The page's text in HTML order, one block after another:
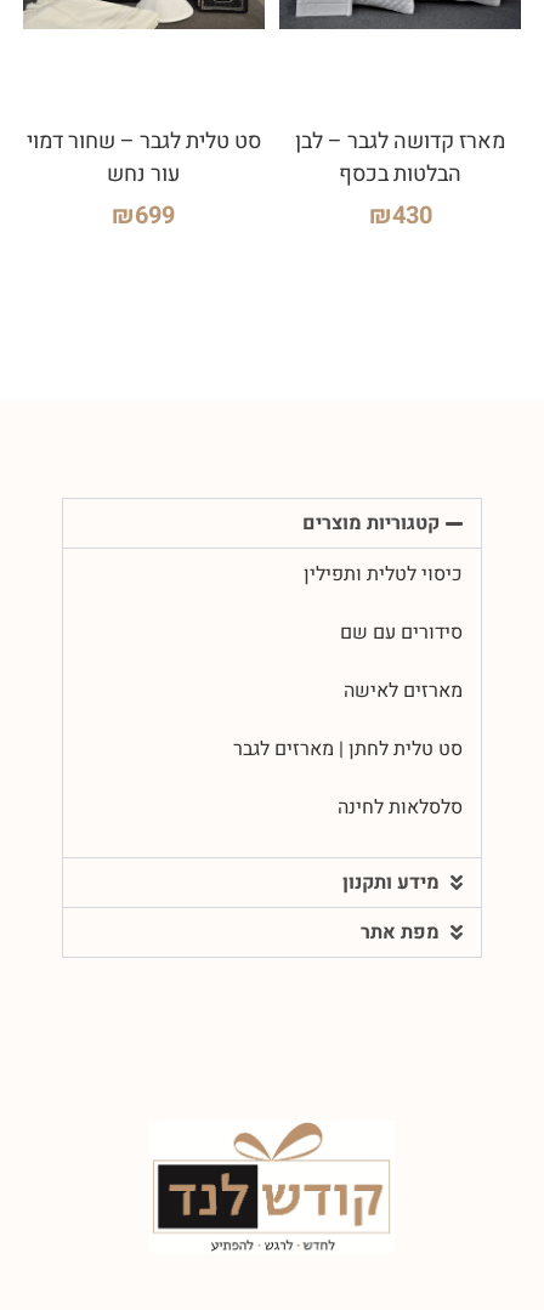
מארז קדושה לגבר – לבן
הבלטות בכסף
₪430
סט טלית לגבר – שחור דמוי
עור נחש
₪699
קטגוריות מוצרים
כיסוי לטלית ותפילין
סידורים עם שם
מארזים לאישה
סט טלית לחתן | מארזים לגבר
סלסלאות לחינה
מידע ותקנון
מפת אתר